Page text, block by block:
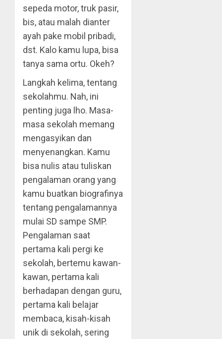
sepeda motor, truk pasir,
bis, atau malah dianter
ayah pake mobil pribadi,
dst. Kalo kamu lupa, bisa
tanya sama ortu. Okeh?
Langkah kelima, tentang
sekolahmu. Nah, ini
penting juga lho. Masa-
masa sekolah memang
mengasyikan dan
menyenangkan. Kamu
bisa nulis atau tuliskan
pengalaman orang yang
kamu buatkan biografinya
tentang pengalamannya
mulai SD sampe SMP.
Pengalaman saat
pertama kali pergi ke
sekolah, bertemu kawan-
kawan, pertama kali
berhadapan dengan guru,
pertama kali belajar
membaca, kisah-kisah
unik di sekolah, sering